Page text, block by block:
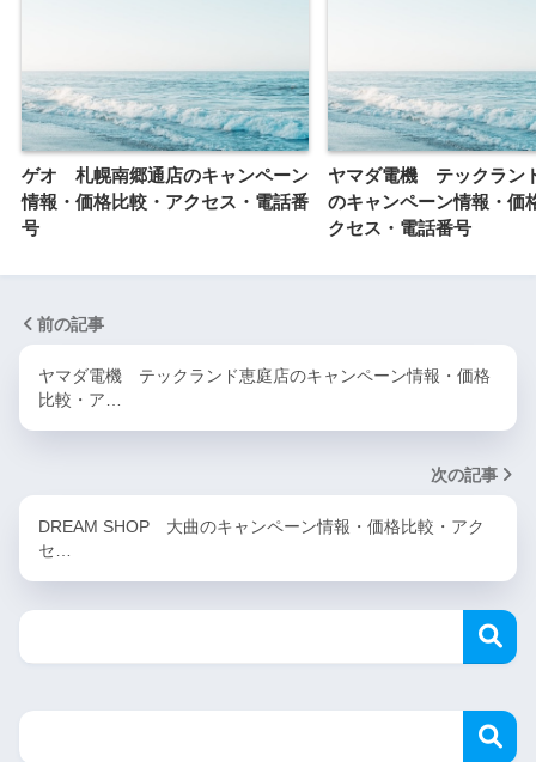
ゲオ 札幌南郷通店のキャンペーン
情報・価格比較・アクセス・電話番
号
ヤマダ電機 テックラン
のキャンペーン情報・価
クセス・電話番号
前の記事
ヤマダ電機 テックランド恵庭店のキャンペーン情報・価格
比較・ア…
次の記事
DREAM SHOP 大曲のキャンペーン情報・価格比較・アク
セ…